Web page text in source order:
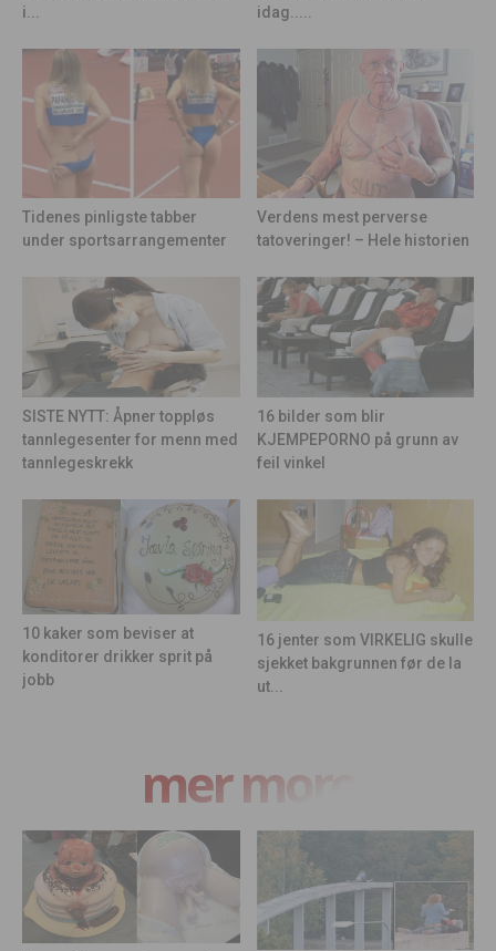
i...
idag.....
Tidenes pinligste tabber
under sportsarrangementer
Verdens mest perverse
tatoveringer! – Hele historien
SISTE NYTT: Åpner toppløs
tannlegesenter for menn med
tannlegeskrekk
16 bilder som blir
KJEMPEPORNO på grunn av
feil vinkel
10 kaker som beviser at
konditorer drikker sprit på
jobb
16 jenter som VIRKELIG skulle
sjekket bakgrunnen før de la
ut...
mer moro